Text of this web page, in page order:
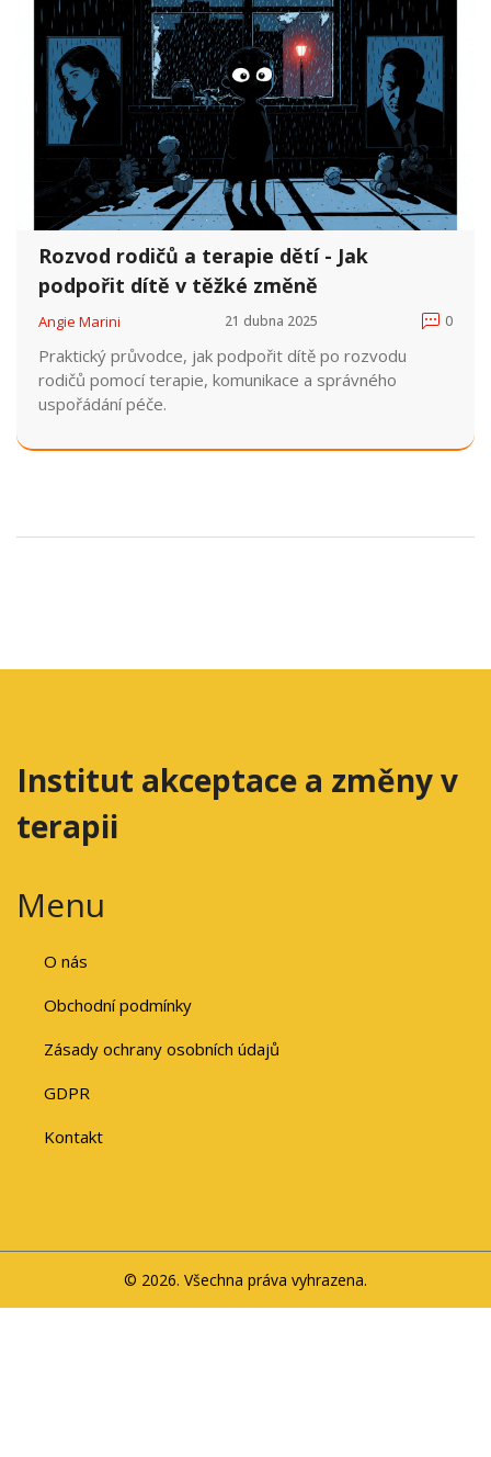
Rozvod rodičů a terapie dětí - Jak
podpořit dítě v těžké změně
Angie Marini 21 dubna 2025 0
Praktický průvodce, jak podpořit dítě po rozvodu
rodičů pomocí terapie, komunikace a správného
uspořádání péče.
Institut akceptace a změny v
terapii
Menu
O nás
Obchodní podmínky
Zásady ochrany osobních údajů
GDPR
Kontakt
© 2026. Všechna práva vyhrazena.